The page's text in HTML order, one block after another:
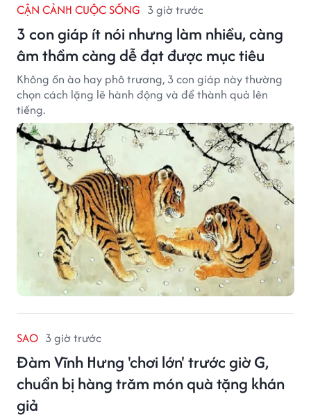
CẬN CẢNH CUỘC SỐNG 3 giờ trước
3 con giáp ít nói nhưng làm nhiều, càng
âm thầm càng dễ đạt được mục tiêu
Không ồn ào hay phô trương, 3 con giáp này thường
chọn cách lặng lẽ hành động và để thành quả lên
tiếng.
SAO 3 giờ trước
Đàm Vĩnh Hưng 'chơi lớn' trước giờ G,
chuẩn bị hàng trăm món quà tặng khán
giả